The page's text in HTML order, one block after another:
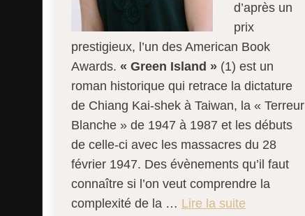
d’après un
prix
prestigieux, l’un des American Book
Awards. « Green Island » (1) est un
roman historique qui retrace la dictature
de Chiang Kai-shek à Taiwan, la « Terreur
Blanche » de 1947 à 1987 et les débuts
de celle-ci avec les massacres du 28
février 1947. Des évènements qu’il faut
connaître si l’on veut comprendre la
complexité de la … Lire la suite